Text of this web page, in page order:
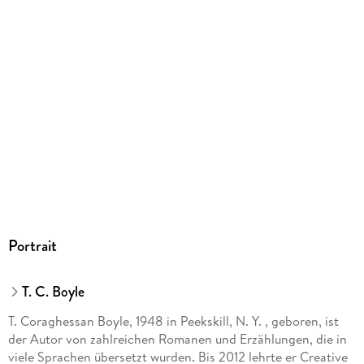
Portrait
T. C. Boyle
T. Coraghessan Boyle, 1948 in Peekskill, N. Y. , geboren, ist
der Autor von zahlreichen Romanen und Erzählungen, die in
viele Sprachen übersetzt wurden. Bis 2012 lehrte er Creative